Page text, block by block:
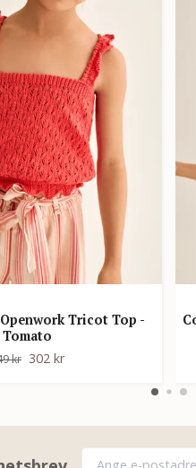
Tricot Top -
Tomato
kr 302 kr